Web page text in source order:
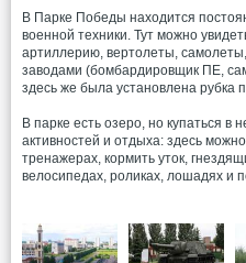
В Парке Победы находится
военной техники. Тут можно
артиллерию, вертолеты,
заводами (бомбардировщик ПЕ,
здесь же была установлена рубка
В парке есть озеро, но купаться в
активностей и отдыха: здесь
тренажерах, кормить уток,
велосипедах, роликах, лошадях и